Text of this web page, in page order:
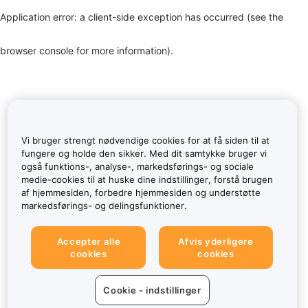
Application error: a client-side exception has occurred (see the
browser console for more information).
Vi bruger strengt nødvendige cookies for at få siden til at
fungere og holde den sikker. Med dit samtykke bruger vi
også funktions-, analyse-, markedsførings- og sociale
medie-cookies til at huske dine indstillinger, forstå brugen
af hjemmesiden, forbedre hjemmesiden og understøtte
markedsførings- og delingsfunktioner.
Accepter alle
cookies
Afvis yderligere
cookies
Cookie - indstillinger